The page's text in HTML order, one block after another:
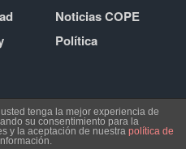
Noticias COPE
Política
tenga la mejor experiencia de
su consentimiento para la
y la aceptación de nuestra política de